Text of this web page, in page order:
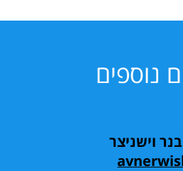
נוספים
וישניצר